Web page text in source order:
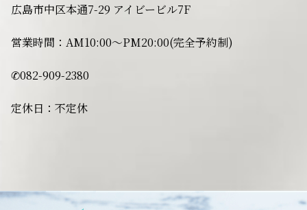
広島市中区本通7-29 アイビービル7F
営業時間：AM10:00〜PM20:00(完全予約制)
✆082-909-2380
定休日：不定休